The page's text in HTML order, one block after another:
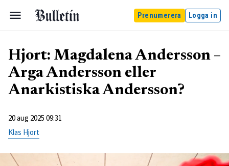
Prenumerera Logga in
Hjort: Magdalena Andersson –
Arga Andersson eller
Anarkistiska Andersson?
20 aug 2025 09:31
Klas Hjort